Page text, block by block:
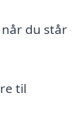
du står
til